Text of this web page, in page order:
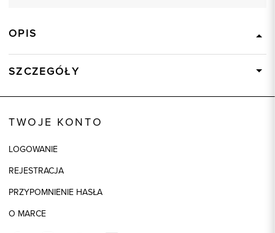
OPIS
SZCZEGÓŁY
TWOJE KONTO
LOGOWANIE
REJESTRACJA
PRZYPOMNIENIE HASŁA
O MARCE